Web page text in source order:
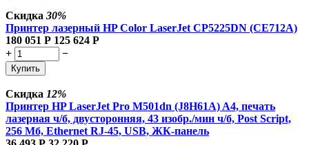
Скидка 30%
Принтер лазерный HP Color LaserJet CP5225DN (CE712A)
180 051 Р 125 624 Р
+
−
Купить
Скидка 12%
Принтер HP LaserJet Pro M501dn (J8H61A) A4, печать
лазерная ч/б, двусторонняя, 43 изобр./мин ч/б, Post Script,
256 Мб, Ethernet RJ-45, USB, ЖК-панель